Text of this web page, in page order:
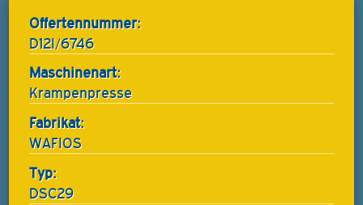
Offertennummer:
D12I/6746
Maschinenart:
Krampenpresse
Fabrikat:
WAFIOS
Typ:
DSC29